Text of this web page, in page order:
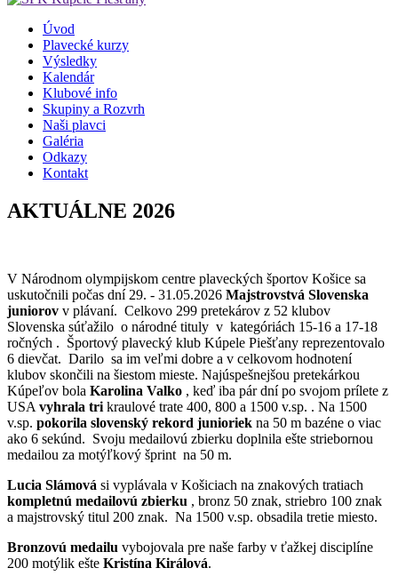
Úvod
Plavecké kurzy
Výsledky
Kalendár
Klubové info
Skupiny a Rozvrh
Naši plavci
Galéria
Odkazy
Kontakt
AKTUÁLNE 2026
V Národnom olympijskom centre plaveckých športov Košice sa
uskutočnili počas dní 29. - 31.05.2026 Majstrovstvá Slovenska
juniorov v plávaní. Celkovo 299 pretekárov z 52 klubov
Slovenska súťažilo o národné tituly v kategóriách 15-16 a 17-18
ročných . Športový plavecký klub Kúpele Piešťany reprezentovalo
6 dievčat. Darilo sa im veľmi dobre a v celkovom hodnotení
klubov skončili na šiestom mieste. Najúspešnejšou pretekárkou
Kúpeľov bola Karolina Valko , keď iba pár dní po svojom prílete z
USA vyhrala tri kraulové trate 400, 800 a 1500 v.sp. . Na 1500
v.sp. pokorila slovenský rekord junioriek na 50 m bazéne o viac
ako 6 sekúnd. Svoju medailovú zbierku doplnila ešte striebornou
medailou za motýľkový šprint na 50 m.
Lucia Slámová si vyplávala v Košiciach na znakových tratiach
kompletnú medailovú zbierku , bronz 50 znak, striebro 100 znak
a majstrovský titul 200 znak. Na 1500 v.sp. obsadila tretie miesto.
Bronzovú medailu vybojovala pre naše farby v ťažkej disciplíne
200 motýlik ešte Kristína Királová.